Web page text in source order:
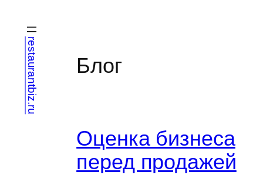
содержимому
restaurantbiz.ru Блог
Оценка бизнеса
перед продажей